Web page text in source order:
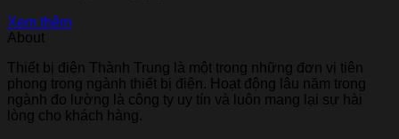
Xem thêm
About
Thiết bị điện Thành Trung là một trong những đơn vị tiên
phong trong ngành thiết bị điện. Hoạt động lâu năm trong
ngành đo lường là công ty uy tín và luôn mang lại sự hài
lòng cho khách hàng.